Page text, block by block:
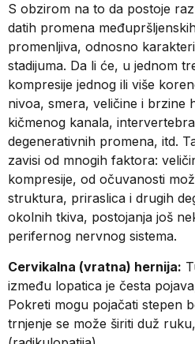
S obzirom na to da postoje
datih promena
promenljiva, odnosno
stadijuma. Da li će, u jednom
kompresije jednog ili više
nivoa, smera, veličine i brzine
kičmenog kanala,
degenerativnih promena, itd.
zavisi od mnogih faktora:
kompresije, od očuvanosti
struktura, priraslica i drugih
okolnih tkiva, postojanja još
perifernog nervnog sistema.
Cervikalna (vratna) hernija:
između lopatica je česta
Pokreti mogu pojačati stepen
trnjenje se može širiti duž